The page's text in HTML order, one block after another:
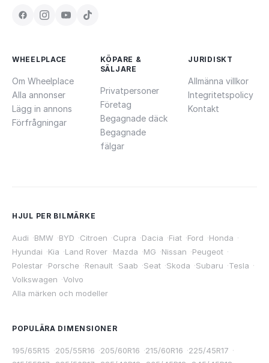
WHEELPLACE
Om Wheelplace
Alla annonser
Lägg in annons
Förfrågningar
KÖPARE &
SÄLJARE
Privatpersoner
Företag
Begagnade däck
Begagnade
fälgar
JURIDISKT
Allmänna villkor
Integritetspolicy
Kontakt
HJUL PER BILMÄRKE
Audi ·BMW ·BYD ·Citroen ·Cupra ·Dacia ·Fiat ·Ford ·Honda ·
Hyundai ·Kia ·Land Rover ·Mazda ·MG ·Nissan ·Peugeot ·
Polestar ·Porsche ·Renault ·Saab ·Seat ·Skoda ·Subaru ·Tesla ·
Volkswagen ·Volvo
Alla märken och modeller
POPULÄRA DIMENSIONER
195/65R15 ·205/55R16 ·205/60R16 ·215/60R16 ·225/45R17 ·